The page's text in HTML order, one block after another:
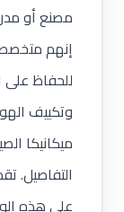
مصنع أو
إنهم
للحفاظ على
وتكييف
ميكانيكا
التفاصيل.
على هذه